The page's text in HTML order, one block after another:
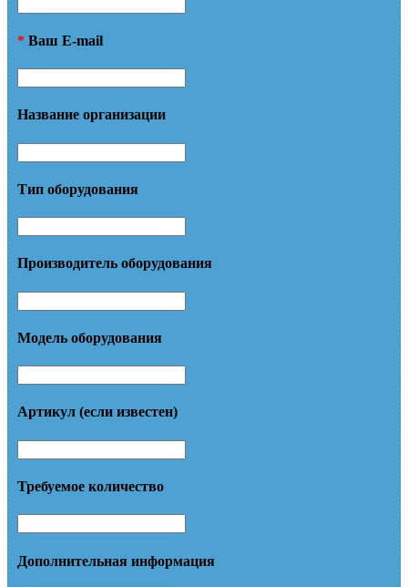
* Ваш E-mail
Название организации
Тип оборудования
Производитель оборудования
Модель оборудования
Артикул (если известен)
Требуемое количество
Дополнительная информация